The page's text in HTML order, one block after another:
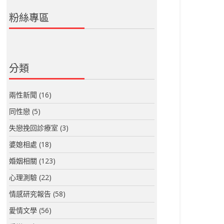
粉絲專區
分類
兩性新聞 (16)
同性戀(5)
失戀挽回診療室 (3)
婆媳相處 (18)
婚姻相關 (123)
心理測驗(22)
情感研究報告(58)
愛情文學(56)